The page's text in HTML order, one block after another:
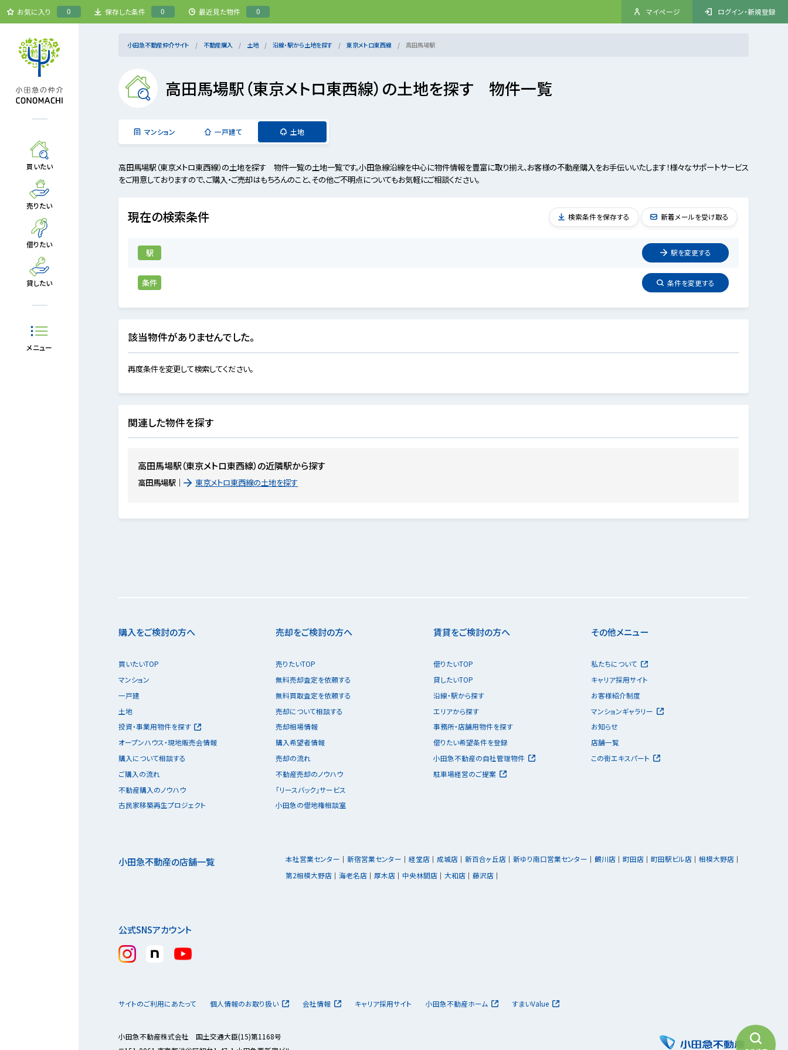
お気に入り 0 保存した条件 0 最近見た物件 0 マイページ ログイン・新規登録
買いたい
売りたい
借りたい
貸したい
メニュー
小田急不動産仲介サイト 不動産購入 土地 沿線・駅から土地を探す 東京メトロ東西線 高田馬場駅
高田馬場駅（東京メトロ東西線）の土地を探す 物件一覧
マンション 一戸建て 土地
高田馬場駅（東京メトロ東西線）の土地を探す 物件一覧の土地一覧です。小田急線沿線を中心に物件情報を豊富に取り揃え、お客様の不動産購入をお手伝いいたします！様々なサポートサービス
をご用意しておりますので、ご購入・ご売却はもちろんのこと、その他ご不明点についてもお気軽にご相談ください。
現在の検索条件
駅 駅を変更する
条件 条件を変更する
検索条件を保存する 新着メールを受け取る
該当物件がありませんでした。
再度条件を変更して検索してください。
関連した物件を探す
高田馬場駅（東京メトロ東西線）の近隣駅から探す
高田馬場駅 東京メトロ東西線の土地を探す
購入をご検討の方へ
買いたいTOP
マンション
一戸建
土地
投資・事業用物件を探す
オープンハウス・現地販売会情報
購入について相談する
ご購入の流れ
不動産購入のノウハウ
古民家移築再生プロジェクト
売却をご検討の方へ
売りたいTOP
無料売却査定を依頼する
無料買取査定を依頼する
売却について相談する
売却相場情報
購入希望者情報
売却の流れ
不動産売却のノウハウ
「リースバック」サービス
小田急の借地権相談室
賃貸をご検討の方へ
借りたいTOP
貸したいTOP
沿線・駅から探す
エリアから探す
事務所・店舗用物件を探す
借りたい希望条件を登録
小田急不動産の自社管理物件
駐車場経営のご提案
その他メニュー
私たちについて
キャリア採用サイト
お客様紹介制度
マンションギャラリー
お知らせ
店舗一覧
この街エキスパート
小田急不動産の店舗一覧 本社営業センター 新宿営業センター 経堂店 成城店 新百合ヶ丘店 新ゆり南口営業センター 鶴川店 町田店 町田駅ビル店
相模大野店
第2相模大野店
海老名店 厚木店 中央林間店 大和店 藤沢店
公式SNSアカウント
サイトのご利用にあたって 個人情報のお取り扱い 会社情報 キャリア採用サイト 小田急不動産ホーム すまいValue
小田急不動産株式会社 国土交通大臣(15)第1168号